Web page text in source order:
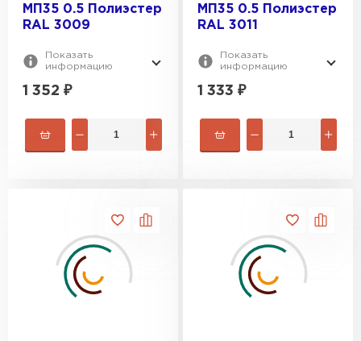
МП35 0.5 Полиэстер
RAL 3009
Показать
информацию
1 352 ₽
МП35 0.5 Полиэстер
RAL 3011
Показать
информацию
1 333 ₽